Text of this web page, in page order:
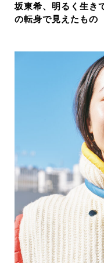
坂東希、明るく生き
の転身で見えたもの